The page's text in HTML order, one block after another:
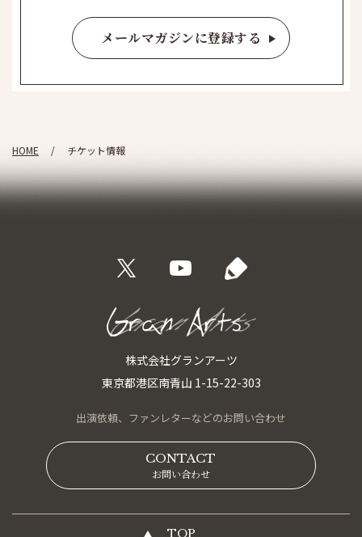
メールマガジンに登録する
HOME チケット情報
株式会社グランアーツ
東京都港区南青山 1-15-22-303
出演依頼、 ファンレターなどのお問い合わせ
CONTACT
お問い合わせ
TOP